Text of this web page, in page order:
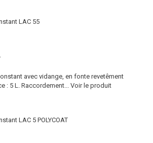
LAC 55
avec vidange, en fonte revetêment
: 5 L. Raccordement... Voir le produit
LAC 5 POLYCOAT